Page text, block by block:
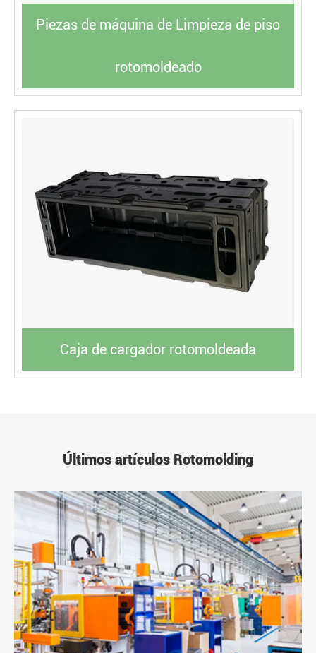
Piezas de máquina de Limpieza de piso
rotomoldeado
Caja de cargador rotomoldeada
Últimos artículos Rotomolding